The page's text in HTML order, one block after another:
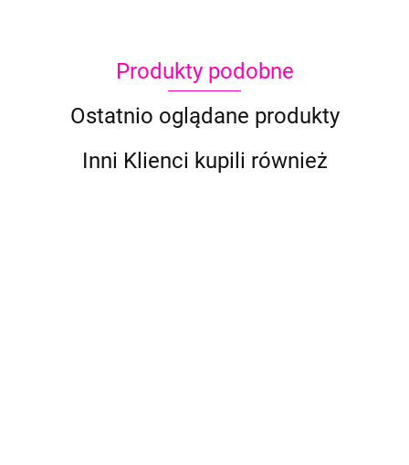
Produkty podobne
Ostatnio oglądane produkty
Inni Klienci kupili również